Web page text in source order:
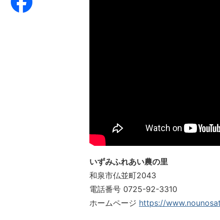
いずみふれあい農の里
和泉市仏並町2043
電話番号 0725-92-3310
ホームページ https://